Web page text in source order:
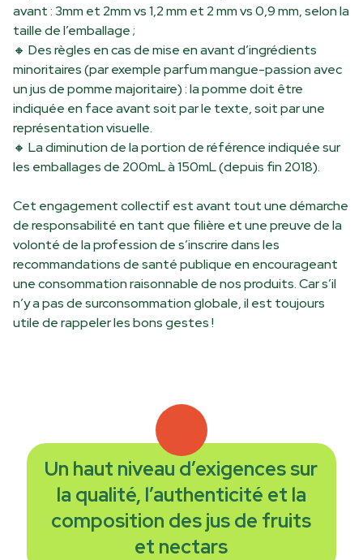
avant : 3mm et 2mm vs 1,2 mm et 2 mm vs 0,9 mm, selon la
taille de l’emballage ;
🔸 Des règles en cas de mise en avant d’ingrédients
minoritaires (par exemple parfum mangue-passion avec
un jus de pomme majoritaire) : la pomme doit être
indiquée en face avant soit par le texte, soit par une
représentation visuelle.
🔸 La diminution de la portion de référence indiquée sur
les emballages de 200mL à 150mL (depuis fin 2018).
Cet engagement collectif est avant tout une démarche
de responsabilité en tant que filière et une preuve de la
volonté de la profession de s’inscrire dans les
recommandations de santé publique en encourageant
une consommation raisonnable de nos produits. Car s’il
n’y a pas de surconsommation globale, il est toujours
utile de rappeler les bons gestes !
Un haut niveau d’exigences sur
la qualité, l’authenticité et la
composition des jus de fruits
et nectars